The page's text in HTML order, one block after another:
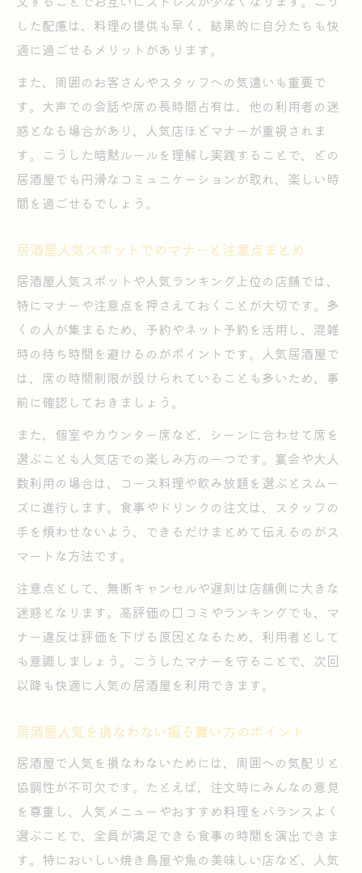
した配慮は、料理の提供も早く、結果的に自分たちも快
適に過ごせるメリットがあります。
また、周囲のお客さんやスタッフへの気遣いも重要で
す。大声での会話や席の長時間占有は、他の利用者の迷
惑となる場合があり、人気店ほどマナーが重視されま
す。こうした暗黙ルールを理解し実践することで、どの
居酒屋でも円滑なコミュニケーションが取れ、楽しい時
間を過ごせるでしょう。
居酒屋人気スポットでのマナーと注意点まとめ
居酒屋人気スポットや人気ランキング上位の店舗では、
特にマナーや注意点を押さえておくことが大切です。多
くの人が集まるため、予約やネット予約を活用し、混雑
時の待ち時間を避けるのがポイントです。人気居酒屋で
は、席の時間制限が設けられていることも多いため、事
前に確認しておきましょう。
また、個室やカウンター席など、シーンに合わせて席を
選ぶことも人気店での楽しみ方の一つです。宴会や大人
数利用の場合は、コース料理や飲み放題を選ぶとスムー
ズに進行します。食事やドリンクの注文は、スタッフの
手を煩わせないよう、できるだけまとめて伝えるのがス
マートな方法です。
注意点として、無断キャンセルや遅刻は店舗側に大きな
迷惑となります。高評価の口コミやランキングでも、マ
ナー違反は評価を下げる原因となるため、利用者として
も意識しましょう。こうしたマナーを守ることで、次回
以降も快適に人気の居酒屋を利用できます。
居酒屋人気を損なわない振る舞い方のポイント
居酒屋で人気を損なわないためには、周囲への気配りと
協調性が不可欠です。たとえば、注文時にみんなの意見
を尊重し、人気メニューやおすすめ料理をバランスよく
選ぶことで、全員が満足できる食事の時間を演出できま
す。特においしい焼き鳥屋や魚の美味しい店など、人気